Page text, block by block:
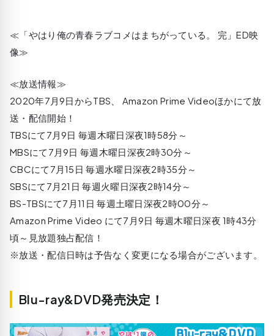
≪「やはり俺の青春ラブコメはまちがっている。 完」ED映
像≫
≪放送情報≫
2020年7月9日からTBS、 Amazon Prime Videoほかにて放
送・配信開始！
TBSにて7月9日 毎週木曜日深夜1時58分～
MBSにて7月9日 毎週木曜日深夜2時30分～
CBCにて7月15日 毎週水曜日深夜2時35分～
SBSにて7月21日 毎週火曜日深夜2時14分～
BS-TBSにて7月11日 毎週土曜日深夜2時00分～
Amazon Prime Video にて7月9日 毎週木曜日深夜 1時43分
頃～見放題独占配信！
※放送・配信日時は予告なく変更になる場合がございます。
Blu-ray&DVD発売決定！